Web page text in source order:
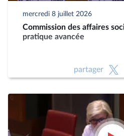
mercredi 8 juillet 2026
Commission des affaires
pratique avancée
partager